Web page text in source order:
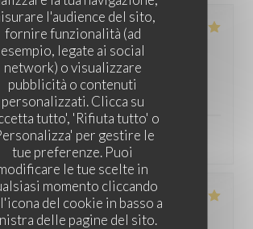
l'audience del sito,
fornire funzionalità (ad
esempio, legate ai social
network) o visualizzare
pubblicità o contenuti
personalizzati. Clicca su
tutto', 'Rifiuta tutto' o
per gestire le
tue preferenze. Puoi
le tue scelte in
momento cliccando
del cookie in basso a
delle pagine del sito.
- Ospiti 2
: 5/5 Cucina: 5/5 Qualità / Prezzo
copieuses, belle présentation
- Ospiti 2